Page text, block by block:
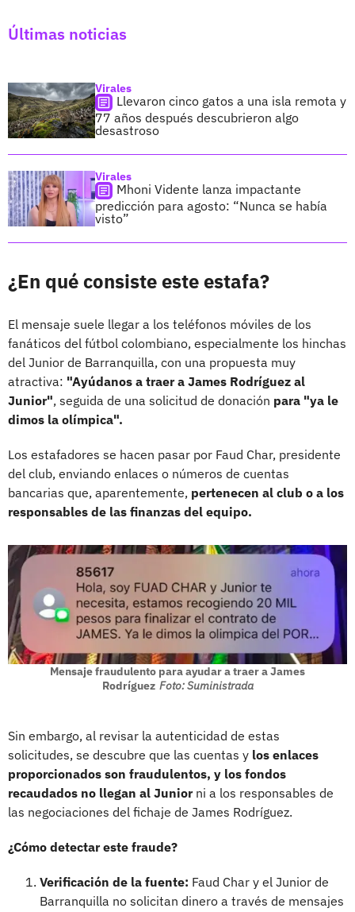
Últimas noticias
Virales
Llevaron cinco gatos a una isla remota y
77 años después descubrieron algo
desastroso
Virales
Mhoni Vidente lanza impactante
predicción para agosto: “Nunca se había
visto”
¿En qué consiste este estafa?
El mensaje suele llegar a los teléfonos móviles de los
fanáticos del fútbol colombiano, especialmente los hinchas
del Junior de Barranquilla, con una propuesta muy
atractiva: "Ayúdanos a traer a James Rodríguez al
Junior", seguida de una solicitud de donación para "ya le
dimos la olímpica".
Los estafadores se hacen pasar por Faud Char, presidente
del club, enviando enlaces o números de cuentas
bancarias que, aparentemente, pertenecen al club o a los
responsables de las finanzas del equipo.
Mensaje fraudulento para ayudar a traer a James
Rodríguez Foto: Suministrada
Sin embargo, al revisar la autenticidad de estas
solicitudes, se descubre que las cuentas y los enlaces
proporcionados son fraudulentos, y los fondos
recaudados no llegan al Juniorni a los responsables de
las negociaciones del fichaje de James Rodríguez.
¿Cómo detectar este fraude?
Verificación de la fuente: Faud Char y el Junior de
Barranquilla no solicitan dinero a través de mensajes